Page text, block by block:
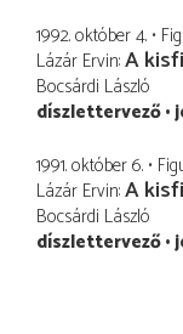
1992. október 4.
Lázár Ervin A
Bocsárdi László
díszlettervező
1991. október 6.
Lázár Ervin A
Bocsárdi László
díszlettervező